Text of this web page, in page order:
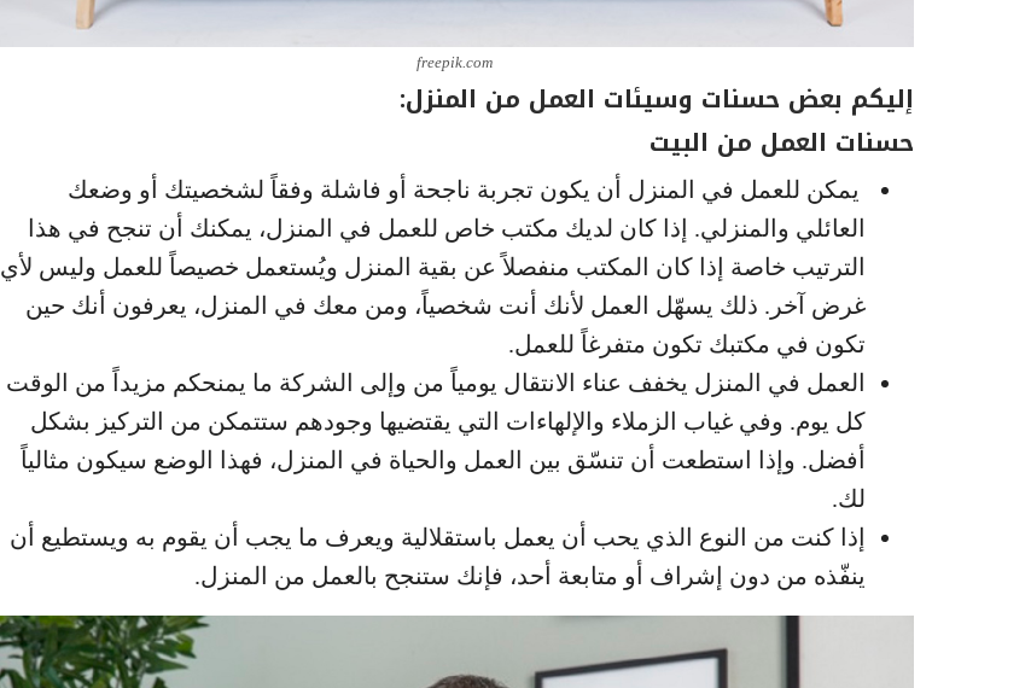
freepik.com
إليكم بعض حسنات وسيئات العمل من المنزل:
حسنات العمل من البيت
يمكن للعمل في المنزل أن يكون تجربة ناجحة أو فاشلة وفقاً لشخصيتك أو وضعك
العائلي والمنزلي. إذا كان لديك مكتب خاص للعمل في المنزل، يمكنك أن تنجح في هذا
الترتيب خاصة إذا كان المكتب منفصلاً عن بقية المنزل ويُستعمل خصيصاً للعمل وليس لأي
غرض آخر. ذلك يسهّل العمل لأنك أنت شخصياً، ومن معك في المنزل، يعرفون أنك حين
تكون في مكتبك تكون متفرغاً للعمل.
العمل في المنزل يخفف عناء الانتقال يومياً من وإلى الشركة ما يمنحكم مزيداً من الوقت
كل يوم. وفي غياب الزملاء والإلهاءات التي يقتضيها وجودهم ستتمكن من التركيز بشكل
أفضل. وإذا استطعت أن تنسّق بين العمل والحياة في المنزل، فهذا الوضع سيكون مثالياً
لك.
إذا كنت من النوع الذي يحب أن يعمل باستقلالية ويعرف ما يجب أن يقوم به ويستطيع أن
ينفّذه من دون إشراف أو متابعة أحد، فإنك ستنجح بالعمل من المنزل.